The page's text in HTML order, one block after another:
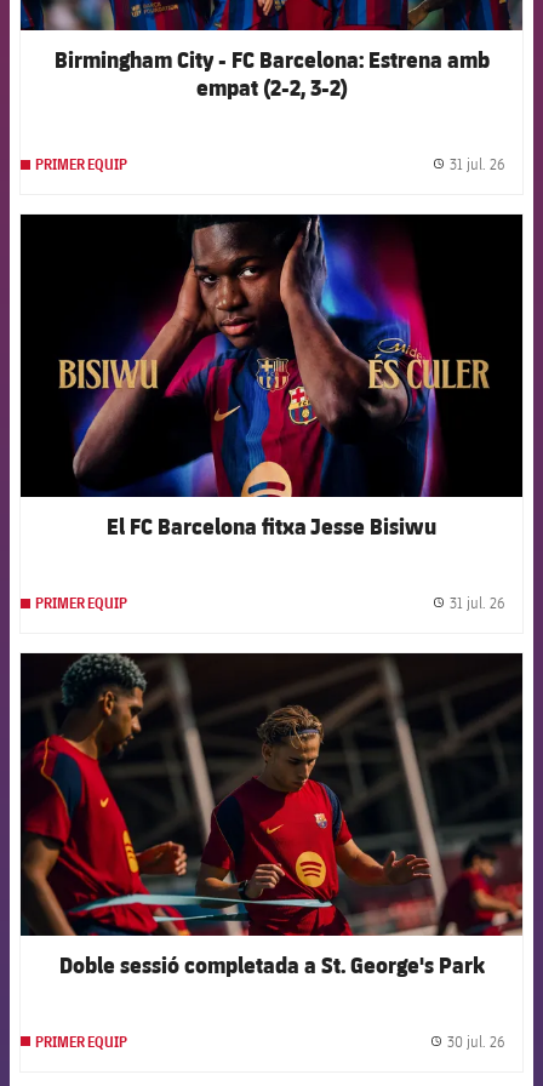
Birmingham City - FC Barcelona: Estrena amb
empat (2-2, 3-2)
PRIMER EQUIP 31 jul. 26
FCB Barcelona badge
El FC Barcelona fitxa Jesse Bisiwu
PRIMER EQUIP 31 jul. 26
FCB Barcelona badge
Doble sessió completada a St. George's Park
PRIMER EQUIP 30 jul. 26